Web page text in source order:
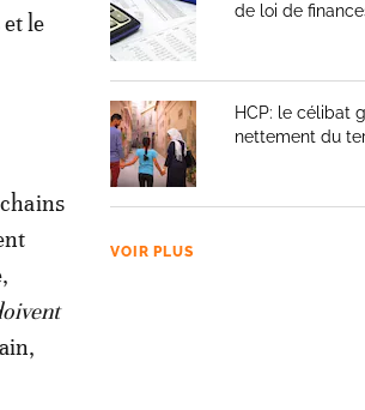
le
de loi de
HCP: le célibat
nettement du
VOIR PLUS